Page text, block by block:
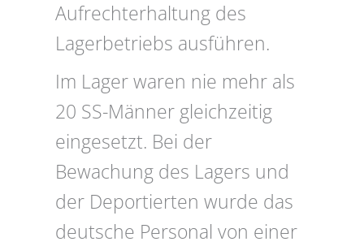
Aufrechterhaltung des
Lagerbetriebs ausführen.
Im Lager waren nie mehr als
20 SS-Männer gleichzeitig
eingesetzt. Bei der
Bewachung des Lagers und
der Deportierten wurde das
deutsche Personal von einer